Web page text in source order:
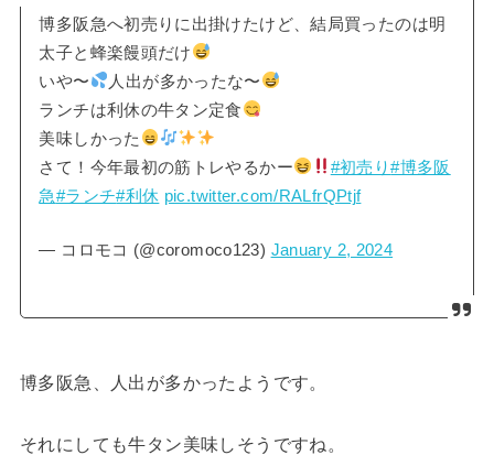
博多阪急へ初売りに出掛けたけど、結局買ったのは明
太子と蜂楽饅頭だけ
いや〜
人出が多かったな〜
ランチは利休の牛タン定食
美味しかった
さて！今年最初の筋トレやるかー
#初売り#博多阪
急#ランチ#利休 pic.twitter.com/RALfrQPtjf
— コロモコ (@coromoco123) January 2, 2024
博多阪急、人出が多かったようです。
それにしても牛タン美味しそうですね。